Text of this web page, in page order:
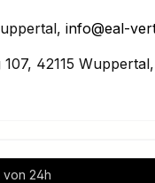
info@eal-
42115 Wuppertal,
von 24h